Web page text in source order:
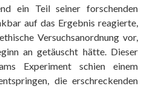
ein Teil seiner forschenden
auf das Ergebnis reagierte,
Versuchsanordnung vor,
an getäuscht hätte. Dieser
Experiment schien einem
die erschreckenden